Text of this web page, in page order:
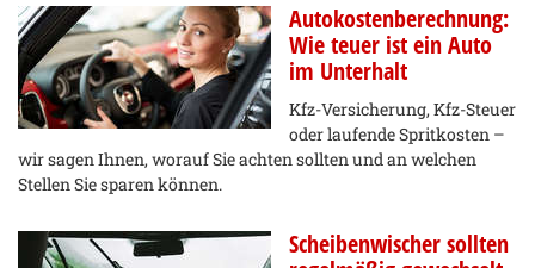
Autokostenberechnung:
Wie teuer ist ein Auto
im Unterhalt
Kfz-Versicherung, Kfz-Steuer
oder laufende Spritkosten –
wir sagen Ihnen, worauf Sie achten sollten und an welchen
Stellen Sie sparen können.
Scheibenwischer sollten